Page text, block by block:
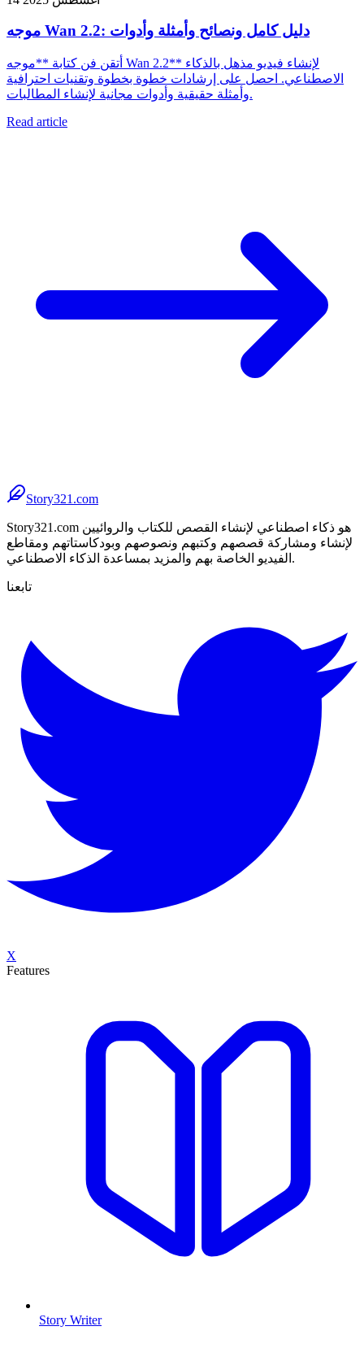
موجه Wan 2.2: دليل كامل ونصائح وأمثلة وأدوات
أتقن فن كتابة **موجه Wan 2.2** لإنشاء فيديو مذهل بالذكاء
الاصطناعي. احصل على إرشادات خطوة بخطوة وتقنيات احترافية
وأمثلة حقيقية وأدوات مجانية لإنشاء المطالبات.
Read article
Story321.com
Story321.com هو ذكاء اصطناعي لإنشاء القصص للكتاب والروائيين
لإنشاء ومشاركة قصصهم وكتبهم ونصوصهم وبودكاستاتهم ومقاطع
الفيديو الخاصة بهم والمزيد بمساعدة الذكاء الاصطناعي.
تابعنا
X
Features
Story Writer